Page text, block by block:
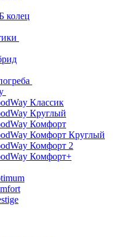
колец
Классик
Круглый
Комфорт
Комфорт Круглый
Комфорт 2
Комфорт+